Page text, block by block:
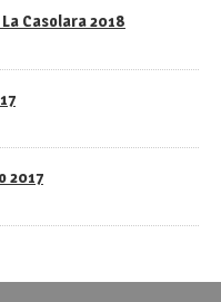
Casolara 2018
2017